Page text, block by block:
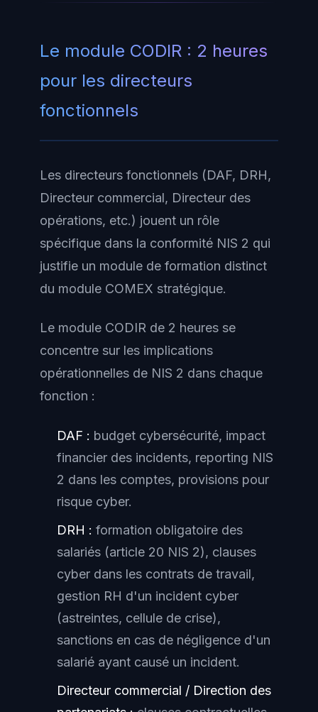
Le module CODIR : 2 heures
pour les directeurs
fonctionnels
Les directeurs fonctionnels (DAF, DRH,
Directeur commercial, Directeur des
opérations, etc.) jouent un rôle
spécifique dans la conformité NIS 2 qui
justifie un module de formation distinct
du module COMEX stratégique.
Le module CODIR de 2 heures se
concentre sur les implications
opérationnelles de NIS 2 dans chaque
fonction :
DAF : budget cybersécurité, impact
financier des incidents, reporting NIS
2 dans les comptes, provisions pour
risque cyber.
DRH : formation obligatoire des
salariés (article 20 NIS 2), clauses
cyber dans les contrats de travail,
gestion RH d'un incident cyber
(astreintes, cellule de crise),
sanctions en cas de négligence d'un
salarié ayant causé un incident.
Directeur commercial / Direction des